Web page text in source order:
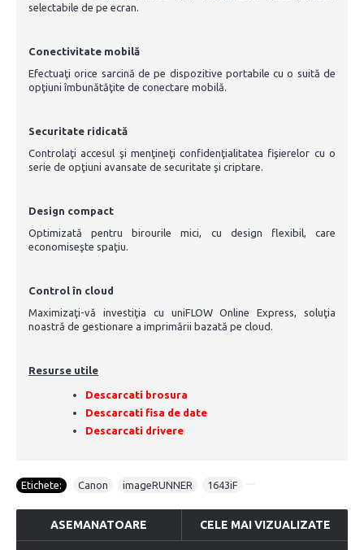
selectabile de pe ecran.
Conectivitate mobilă
Efectuaţi orice sarcină de pe dispozitive portabile cu o suită de
opţiuni îmbunătăţite de conectare mobilă.
Securitate ridicată
Controlaţi accesul şi menţineţi confidenţialitatea fişierelor cu o
serie de opţiuni avansate de securitate şi criptare.
Design compact
Optimizată pentru birourile mici, cu design flexibil, care
economiseşte spaţiu.
Control în cloud
Maximizaţi-vă investiţia cu uniFLOW Online Express, soluţia
noastră de gestionare a imprimării bazată pe cloud.
Resurse utile
Descarcati brosura
Descarcati fisa de date
Descarcati drivere
Etichete: Canon imageRUNNER 1643iF
ASEMANATOARE CELE MAI VIZUALIZATE